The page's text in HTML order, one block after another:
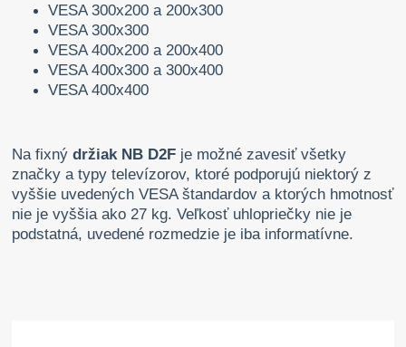
VESA 300x200 a 200x300
VESA 300x300
VESA 400x200 a 200x400
VESA 400x300 a 300x400
VESA 400x400
Na fixnýdržiak NB D2F je možné zavesiť všetky
značky a typy televízorov, ktoré podporujú niektorý z
vyššie uvedených VESA štandardov a ktorých hmotnosť
nie je vyššia ako 27 kg. Veľkosť uhlopriečky nie je
podstatná, uvedené rozmedzie je iba informatívne.